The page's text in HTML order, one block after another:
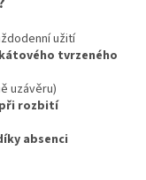
užití
tvrzeného
uzávěru)
při rozbití
absenci